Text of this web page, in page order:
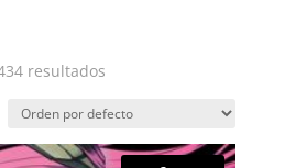
resultados